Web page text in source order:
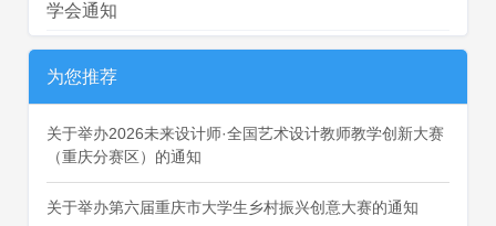
学会通知
为您推荐
关于举办2026未来设计师·全国艺术设计教师教学创新大赛
（重庆分赛区）的通知
关于举办第六届重庆市大学生乡村振兴创意大赛的通知